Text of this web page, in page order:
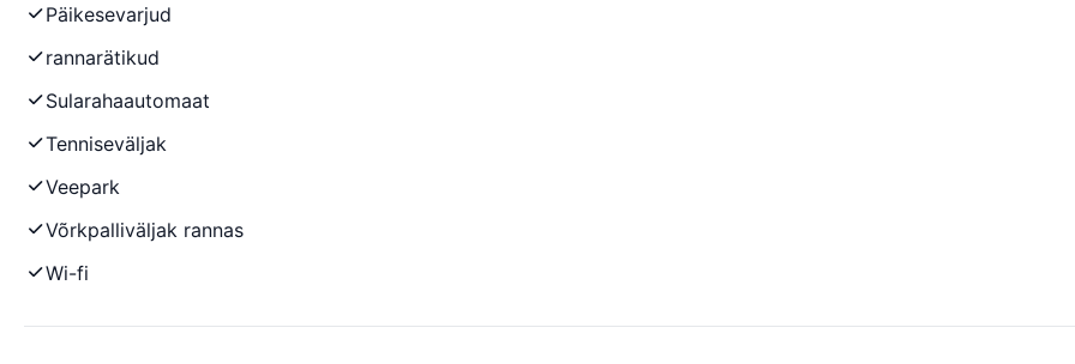
Päikesevarjud
rannarätikud
Sularahaautomaat
Tenniseväljak
Veepark
Võrkpalliväljak rannas
Wi-fi